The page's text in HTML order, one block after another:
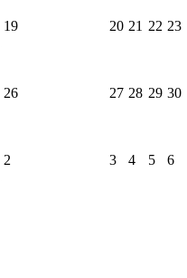
19 20 21 22 23
26 27 28 29 30
2 3 4 5 6